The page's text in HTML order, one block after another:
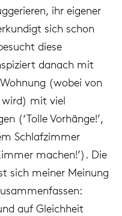
ihr eigener
sich schon
diese
danach mit
(wobei von
wird) mit viel
(‘Tolle Vorhänge!’,
Schlafzimmer
machen!’). Die
sich meiner Meinung
auf Gleichheit